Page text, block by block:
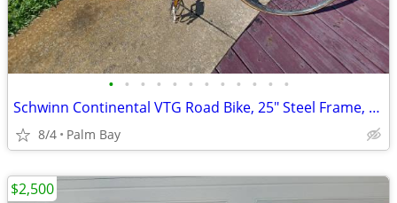
• • • • • • • • • • • •
Schwinn Continental VTG Road Bike, 25" Steel Frame, 27" Wheels
8/4 Palm Bay
$2,500